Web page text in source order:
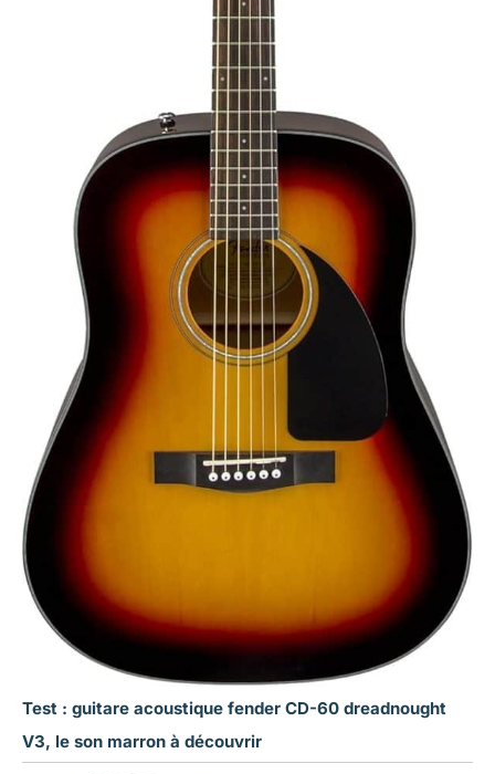
Test : guitare acoustique fender CD-60 dreadnought
V3, le son marron à découvrir